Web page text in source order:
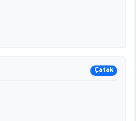
Çatak